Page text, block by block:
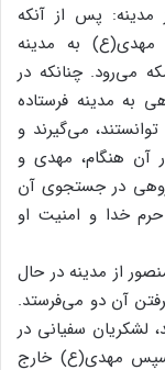
پس از آنکه
مهدی(ع) به مدینه
می‌رود. چنانکه در
به مدینه فرستاده
می‌گیرند و
آن هنگام، مهدی و
در جستجوی آن
خدا و امنیت او
از مدینه در حال
آن دو می‌فرستد.
سفیانی در
سپس مهدی(ع) خارج